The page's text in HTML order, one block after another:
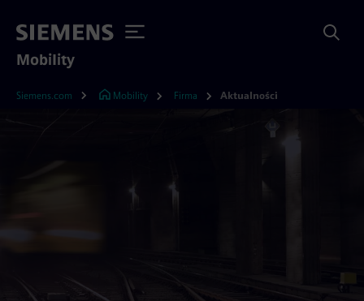
Mobility
Siemens.com Mobility Firma Aktualności